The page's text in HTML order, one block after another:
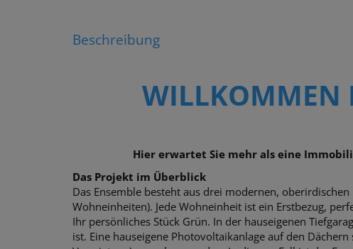
Beschreibung
WILLKOMMEN
Hier erwartet Sie mehr als eine
Das Projekt im Überblick
Das Ensemble besteht aus drei modernen,
Wohneinheiten). Jede Wohneinheit ist ein Erstbezug,
Ihr persönliches Stück Grün. In der hauseigenen
ist. Eine hauseigene Photovoltaikanlage auf den